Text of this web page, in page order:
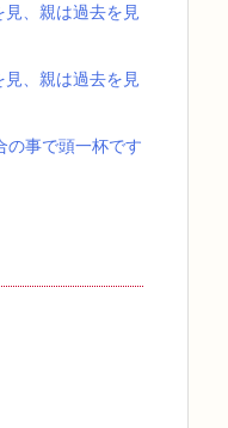
、親は過去を見
、親は過去を見
の事で頭一杯です